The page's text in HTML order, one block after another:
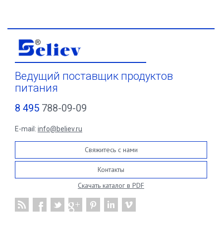
Ведущий поставщик продуктов
питания
8 495 788-09-09
E-mail: info@believ.ru
Свяжитесь с нами
Контакты
Скачать каталог в PDF